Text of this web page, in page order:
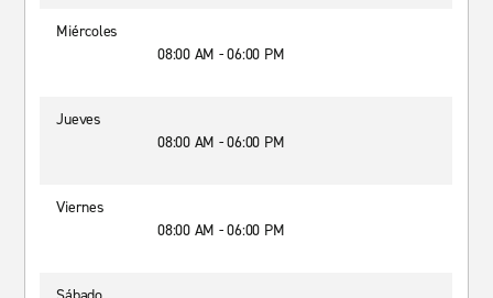
Miércoles
08:00 AM - 06:00 PM
Jueves
08:00 AM - 06:00 PM
Viernes
08:00 AM - 06:00 PM